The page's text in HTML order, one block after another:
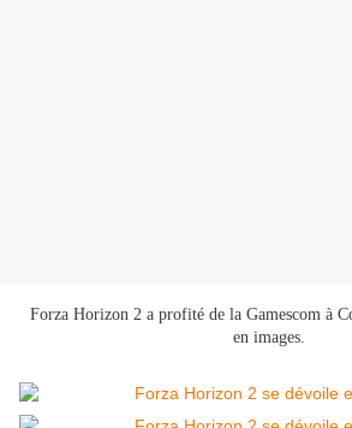
Forza Horizon 2 a profité de la Gamescom à
en images.